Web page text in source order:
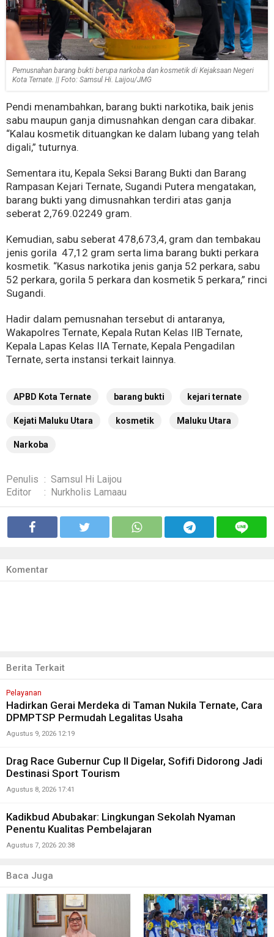
Pemusnahan barang bukti berupa narkoba dan kosmetik di Kejaksaan Negeri
Kota Ternate. || Foto: Samsul Hi. Laijou/JMG
Pendi menambahkan, barang bukti narkotika, baik jenis
sabu maupun ganja dimusnahkan dengan cara dibakar.
“Kalau kosmetik dituangkan ke dalam lubang yang telah
digali,” tuturnya.
Sementara itu, Kepala Seksi Barang Bukti dan Barang
Rampasan Kejari Ternate, Sugandi Putera mengatakan,
barang bukti yang dimusnahkan terdiri atas ganja
seberat 2,769.02249 gram.
Kemudian, sabu seberat 478,673,4, gram dan tembakau
jenis gorila 47,12 gram serta lima barang bukti perkara
kosmetik. “Kasus narkotika jenis ganja 52 perkara, sabu
52 perkara, gorila 5 perkara dan kosmetik 5 perkara,” rinci
Sugandi.
Hadir dalam pemusnahan tersebut di antaranya,
Wakapolres Ternate, Kepala Rutan Kelas IIB Ternate,
Kepala Lapas Kelas IIA Ternate, Kepala Pengadilan
Ternate, serta instansi terkait lainnya.
APBD Kota Ternate barang bukti kejari ternate
Kejati Maluku Utara kosmetik Maluku Utara
Narkoba
Penulis : Samsul Hi Laijou
Editor
: Nurkholis Lamaau
Komentar
Berita Terkait
Pelayanan
Hadirkan Gerai Merdeka di Taman Nukila Ternate, Cara
DPMPTSP Permudah Legalitas Usaha
Agustus 9, 2026 12:19
Drag Race Gubernur Cup II Digelar, Sofifi Didorong Jadi
Destinasi Sport Tourism
Agustus 8, 2026 17:41
Kadikbud Abubakar: Lingkungan Sekolah Nyaman
Penentu Kualitas Pembelajaran
Agustus 7, 2026 20:38
Baca Juga